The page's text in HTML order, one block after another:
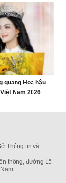
quang Hoa hậu
Nam 2026
Thông tin và
thông, đường Lê